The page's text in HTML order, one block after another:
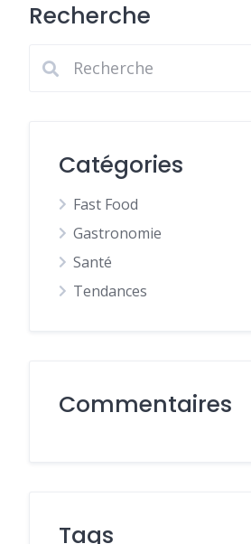
Recherche
Catégories
Fast Food
Gastronomie
Santé
Tendances
Commentaires
Tags